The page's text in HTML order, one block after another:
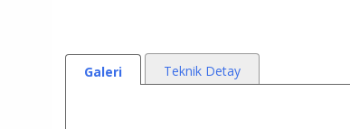
Galeri Teknik Detay